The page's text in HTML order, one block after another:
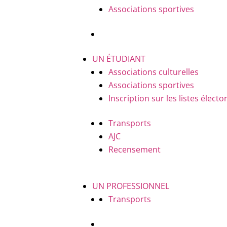
Associations sportives
UN ÉTUDIANT
Associations culturelles
Associations sportives
Inscription sur les listes
Transports
AJC
Recensement
UN PROFESSIONNEL
Transports